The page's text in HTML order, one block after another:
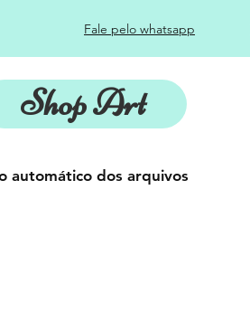
Fale pelo whatsapp
Shop Art
automático dos arquivos